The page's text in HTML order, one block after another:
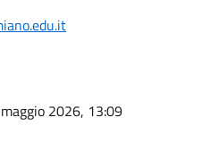
2026, 13:09